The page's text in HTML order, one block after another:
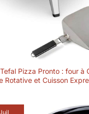
Pizza Pronto : four à
Rotative et Cuisson